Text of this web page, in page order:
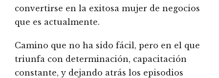
convertirse en la exitosa mujer de negocios
que es actualmente.
Camino que no ha sido fácil, pero en el que
triunfa con determinación, capacitación
constante, y dejando atrás los episodios